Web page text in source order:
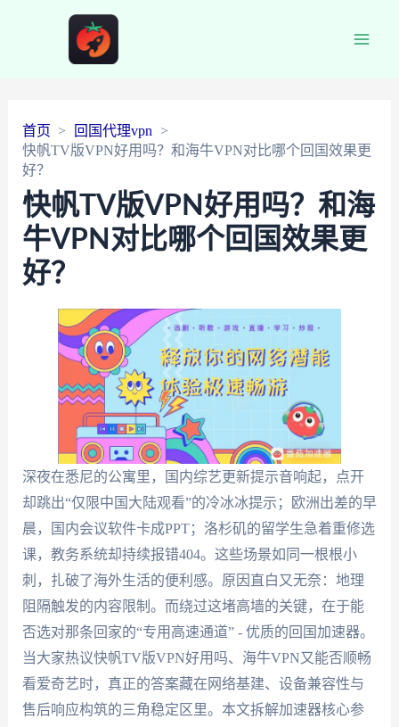
首页
回国代理vpn
快帆TV版VPN好用吗？和海牛VPN对比哪个回国效果更
好？
快帆TV版VPN好用吗？和海
牛VPN对比哪个回国效果更
好？
深夜在悉尼的公寓里，国内综艺更新提示音响起，点开
却跳出“仅限中国大陆观看”的冷冰冰提示；欧洲出差的早
晨，国内会议软件卡成PPT；洛杉矶的留学生急着重修选
课，教务系统却持续报错404。这些场景如同一根根小
刺，扎破了海外生活的便利感。原因直白又无奈：地理
阻隔触发的内容限制。而绕过这堵高墙的关键，在于能
否选对那条回家的“专用高速通道” - 优质的回国加速器。
当大家热议快帆TV版VPN好用吗、海牛VPN又能否顺畅
看爱奇艺时，真正的答案藏在网络基建、设备兼容性与
售后响应构筑的三角稳定区里。本文拆解加速器核心参